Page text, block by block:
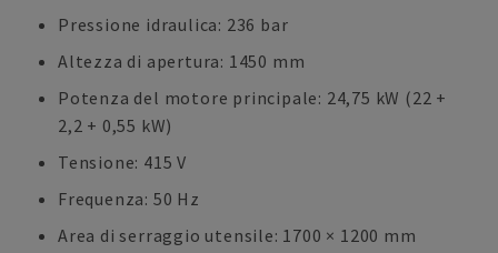
Pressione idraulica: 236 bar
Altezza di apertura: 1450 mm
Potenza del motore principale: 24,75 kW (22 +
2,2 + 0,55 kW)
Tensione: 415 V
Frequenza: 50 Hz
Area di serraggio utensile: 1700 × 1200 mm